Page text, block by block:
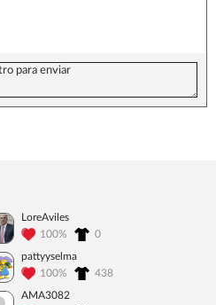
LoreAviles
100%
0
pattyyselma
100%
438
AMA3082